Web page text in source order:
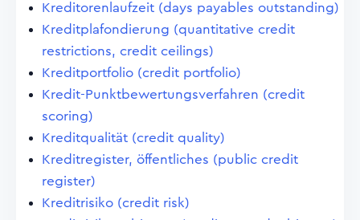
Kreditorenlaufzeit (days payables outstanding)
Kreditplafondierung (quantitative credit
restrictions, credit ceilings)
Kreditportfolio (credit portfolio)
Kredit-Punktbewertungsverfahren (credit
scoring)
Kreditqualität (credit quality)
Kreditregister, öffentliches (public credit
register)
Kreditrisiko (credit risk)